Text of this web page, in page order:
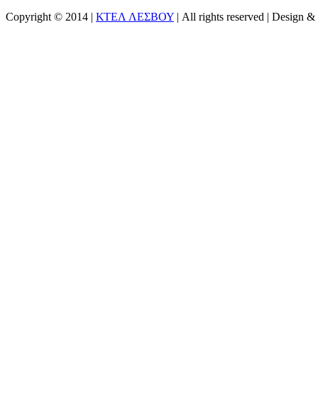
Copyright © 2014 | ΚΤΕΛ ΛΕΣΒΟΥ | All rights reserved | Design &